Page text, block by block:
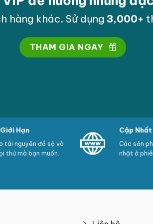
hàng khác. Sử dụng 3,000+
THAM GIA NGAY
Hạn
tài nguyên đồ sộ và
thứ mà bạn muốn.
Cập
Các sản
nhật ở